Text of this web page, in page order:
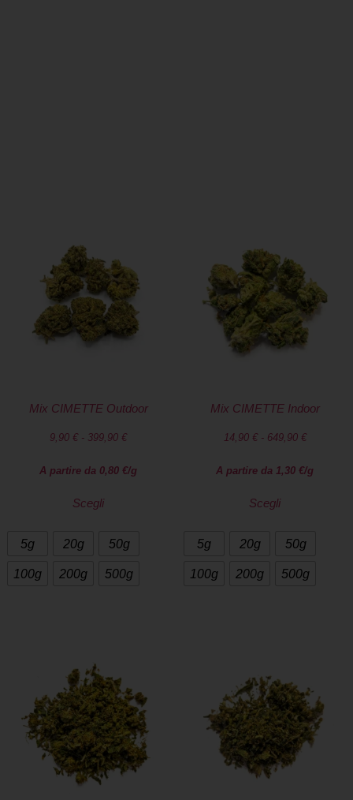
Mix CIMETTE Outdoor
9,90 € - 399,90 €
A partire da 0,80 €/g
Scegli
5g 20g 50g
100g 200g 500g
Mix CIMETTE Indoor
14,90 € - 649,90 €
A partire da 1,30 €/g
Scegli
5g 20g 50g
100g 200g 500g